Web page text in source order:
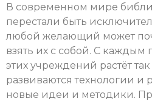
В современном мире
перестали быть
любой желающий может
взять их с собой. С
этих учреждений растёт
развиваются технологии и
новые идеи и методики.